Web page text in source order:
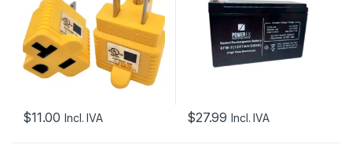
$11.00 Incl. IVA $27.99 Incl. IVA